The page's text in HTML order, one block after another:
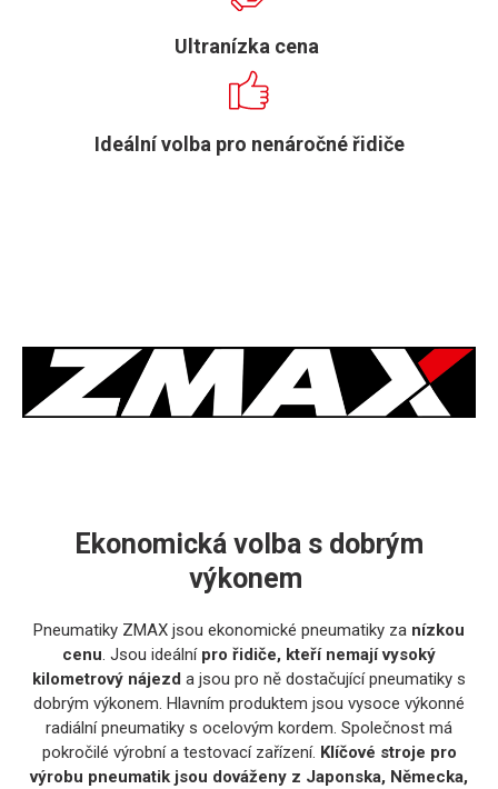
Ultranízka cena
Ideální volba pro nenáročné řidiče
Ekonomická volba s dobrým
výkonem
Pneumatiky ZMAX jsou ekonomické pneumatiky za nízkou
cenu. Jsou ideální pro řidiče, kteří nemají vysoký
kilometrový nájezd a jsou pro ně dostačující pneumatiky s
dobrým výkonem. Hlavním produktem jsou vysoce výkonné
radiální pneumatiky s ocelovým kordem. Společnost má
pokročilé výrobní a testovací zařízení. Klíčové stroje pro
výrobu pneumatik jsou dováženy z Japonska, Německa,